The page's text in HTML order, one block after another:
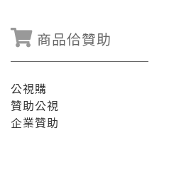
商品佮贊助
公視購
贊助公視
企業贊助